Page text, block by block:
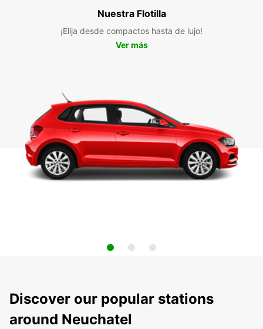
Nuestra Flotilla
¡Elija desde compactos hasta de lujo!
Ver más
Discover our popular stations
around Neuchatel